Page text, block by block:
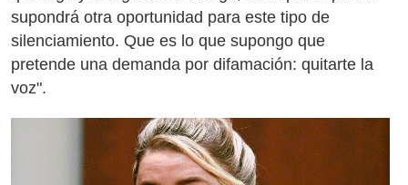
supondrá otra oportunidad para este tipo de
silenciamiento. Que es lo que supongo que
pretende una demanda por difamación: quitarte la
voz".